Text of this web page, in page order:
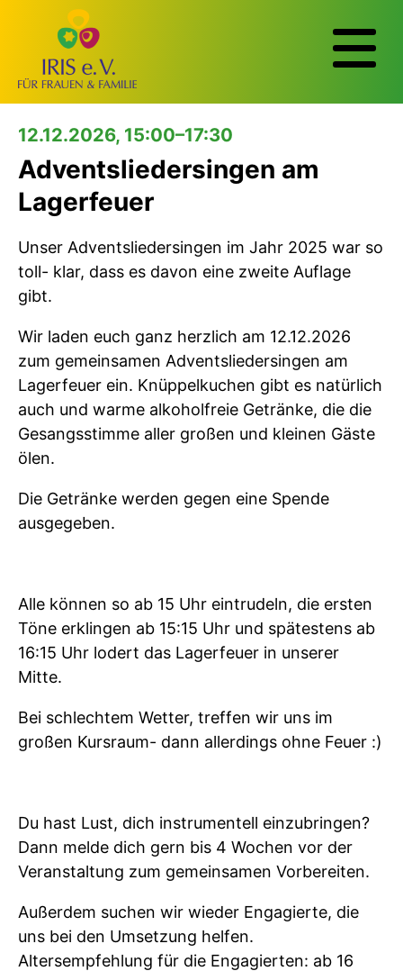
12.12.2026, 15:00–17:30
Adventsliedersingen am
Lagerfeuer
Unser Adventsliedersingen im Jahr 2025 war so
toll- klar, dass es davon eine zweite Auflage
gibt.
Wir laden euch ganz herzlich am 12.12.2026
zum gemeinsamen Adventsliedersingen am
Lagerfeuer ein. Knüppelkuchen gibt es natürlich
auch und warme alkoholfreie Getränke, die die
Gesangsstimme aller großen und kleinen Gäste
ölen.
Die Getränke werden gegen eine Spende
ausgegeben.
Alle können so ab 15 Uhr eintrudeln, die ersten
Töne erklingen ab 15:15 Uhr und spätestens ab
16:15 Uhr lodert das Lagerfeuer in unserer
Mitte.
Bei schlechtem Wetter, treffen wir uns im
großen Kursraum- dann allerdings ohne Feuer :)
Du hast Lust, dich instrumentell einzubringen?
Dann melde dich gern bis 4 Wochen vor der
Veranstaltung zum gemeinsamen Vorbereiten.
Außerdem suchen wir wieder Engagierte, die
uns bei den Umsetzung helfen.
Altersempfehlung für die Engagierten: ab 16